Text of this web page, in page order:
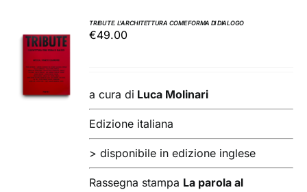
AGGIUNGI
AL
CARRELLO
/
DETTAGLI
TRIBUTE. L’ARCHITETTURA COME FORMA DI DIALOGO
€49.00
a cura di Luca Molinari
Edizione italiana
> disponibile in edizione inglese
Rassegna stampa La parola al